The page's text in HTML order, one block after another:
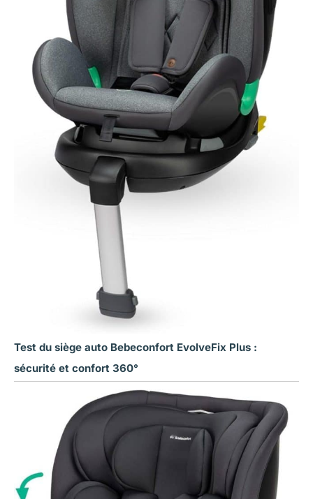
Test du siège auto Bebeconfort EvolveFix Plus :
sécurité et confort 360°